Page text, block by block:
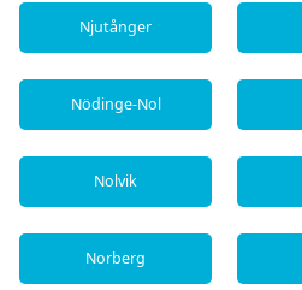
Njutånger
Nödinge-Nol
Nolvik
Norberg